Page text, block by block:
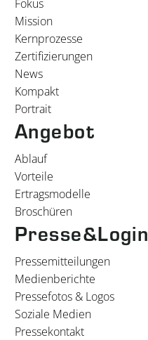
Fokus
Mission
Kernprozesse
Zertifizierungen
News
Kompakt
Portrait
Angebot
Ablauf
Vorteile
Ertragsmodelle
Broschüren
Presse&Login
Pressemitteilungen
Medienberichte
Pressefotos & Logos
Soziale Medien
Pressekontakt